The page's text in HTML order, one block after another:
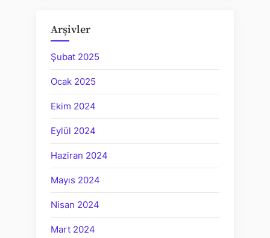
Arşivler
Şubat 2025
Ocak 2025
Ekim 2024
Eylül 2024
Haziran 2024
Mayıs 2024
Nisan 2024
Mart 2024